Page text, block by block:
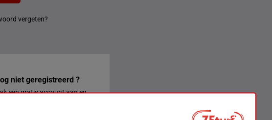
vergeten?
niet geregistreerd ?
een gratis account aan en